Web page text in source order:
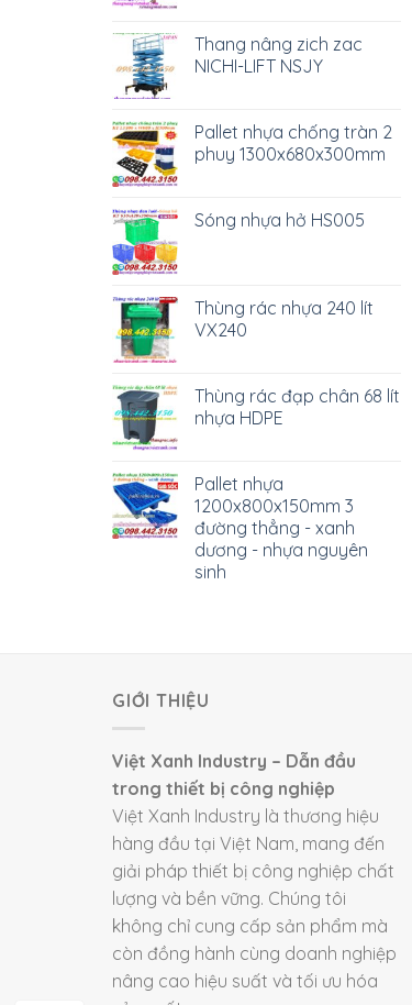
Thang nâng zich zac
NICHI-LIFT NSJY
Pallet nhựa chống tràn 2
phuy 1300x680x300mm
Sóng nhựa hở HS005
Thùng rác nhựa 240 lít
VX240
Thùng rác đạp chân 68 lít
nhựa HDPE
Pallet nhựa
1200x800x150mm 3
đường thẳng - xanh
dương - nhựa nguyên
sinh
GIỚI THIỆU
Việt Xanh Industry – Dẫn đầu
trong thiết bị công nghiệp
Việt Xanh Industry là thương hiệu
hàng đầu tại Việt Nam, mang đến
giải pháp thiết bị công nghiệp chất
lượng và bền vững. Chúng tôi
không chỉ cung cấp sản phẩm mà
còn đồng hành cùng doanh nghiệp
nâng cao hiệu suất và tối ưu hóa